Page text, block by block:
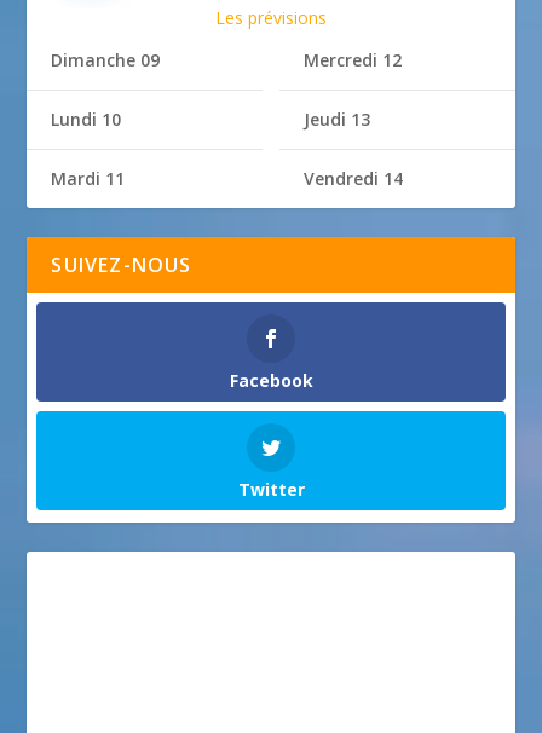
Les prévisions
Dimanche 09
Lundi 10
Mardi 11
Mercredi 12
Jeudi 13
Vendredi 14
SUIVEZ-NOUS
Facebook
Twitter